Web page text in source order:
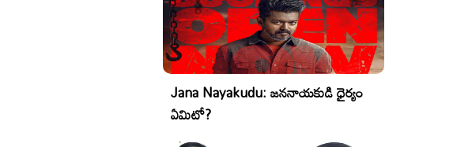
Jana Nayakudu: జననాయకుడి ధైర్యం
ఏమిటో?